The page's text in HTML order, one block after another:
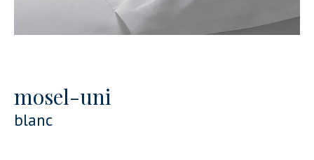
mosel-uni
blanc